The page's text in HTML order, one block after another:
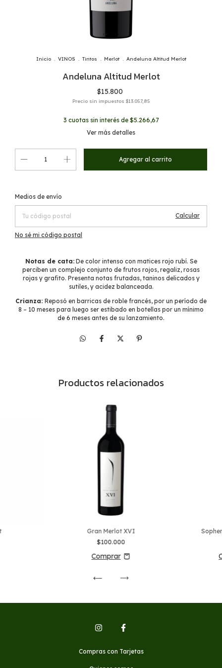
Inicio . VINOS . Tintos . Merlot . Andeluna Altitud Merlot
Andeluna Altitud Merlot
$15.800
Precio sin impuestos $13.057,85
3 cuotas sin interés de $5.266,67
Ver más detalles
Entregas para el CP:
Medios de envío
Calcular
No sé mi código postal
Notas de cata:De color intenso con matices rojo rubí. Se
perciben un complejo conjunto de frutos rojos, regaliz, rosas
rojas y grafito. Presenta notas frutadas, taninos delicados y
sutiles, y acidez balanceada.
Crianza: Reposó en barricas de roble francés, por un período de
8 – 10 meses para luego ser estibado en botellas por un mínimo
de 6 meses antes de su lanzamiento.
Productos relacionados
Gran Merlot XVI
$100.000
Compras con Tarjetas